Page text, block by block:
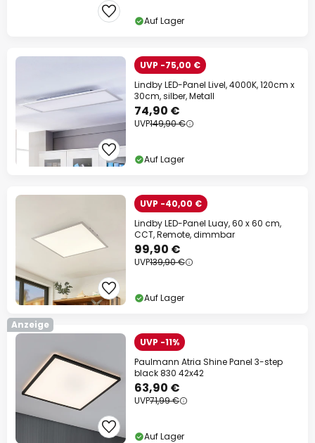
Auf Lager
UVP -75,00 €
Lindby LED-Panel Livel, 4000K, 120cm x
30cm, silber, Metall
74,90 €
UVP149,90 €
Auf Lager
UVP -40,00 €
Lindby LED-Panel Luay, 60 x 60 cm,
CCT, Remote, dimmbar
99,90 €
UVP139,90 €
Auf Lager
Anzeige
UVP -11%
Paulmann Atria Shine Panel 3-step
black 830 42x42
63,90 €
UVP71,99 €
Auf Lager